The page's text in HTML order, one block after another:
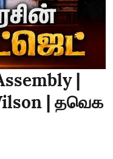
|
| தவெக